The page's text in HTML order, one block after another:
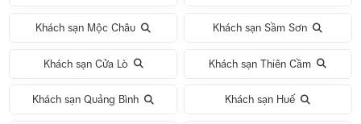
Khách sạn Mộc Châu Khách sạn Sầm Sơn
Khách sạn Cửa Lò Khách sạn Thiên Cầm
Khách sạn Quảng Bình Khách sạn Huế